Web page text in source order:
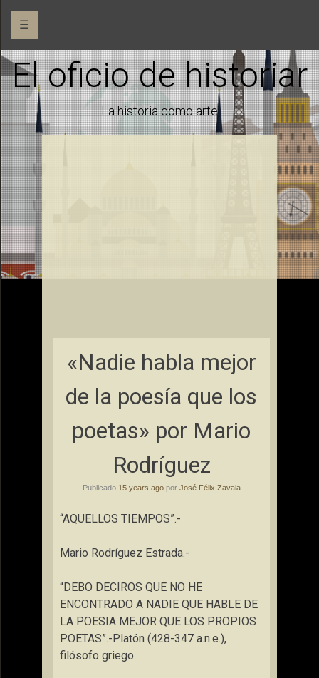
☰
El oficio de historiar
La historia como arte
«Nadie habla mejor
de la poesía que los
poetas» por Mario
Rodríguez
Publicado 15 years agopor José Félix Zavala
“AQUELLOS TIEMPOS”.-
Mario Rodríguez Estrada.-
“DEBO DECIROS QUE NO HE
ENCONTRADO A NADIE QUE HABLE DE
LA POESIA MEJOR QUE LOS PROPIOS
POETAS”.-Platón (428-347 a.n.e.),
filósofo griego.